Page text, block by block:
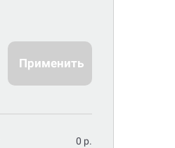
Применить
0 р.